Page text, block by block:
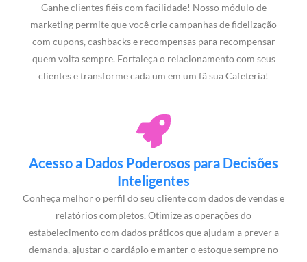
Ganhe clientes fiéis com facilidade! Nosso módulo de
marketing permite que você crie campanhas de fidelização
com cupons, cashbacks e recompensas para recompensar
quem volta sempre. Fortaleça o relacionamento com seus
clientes e transforme cada um em um fã sua Cafeteria!
Acesso a Dados Poderosos para Decisões
Inteligentes
Conheça melhor o perfil do seu cliente com dados de vendas e
relatórios completos. Otimize as operações do
estabelecimento com dados práticos que ajudam a prever a
demanda, ajustar o cardápio e manter o estoque sempre no